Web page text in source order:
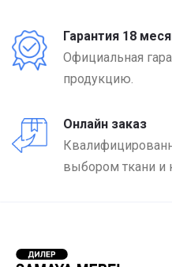
Гарантия 18
Официальная
продукцию.
Онлайн заказ
выбором ткани и